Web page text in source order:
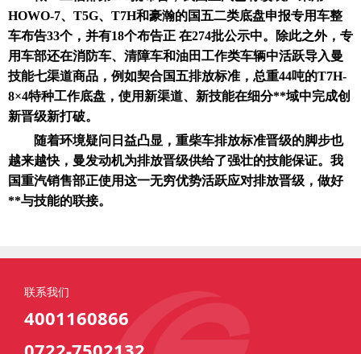
HOWO-7、T5G、T7H和豪瀚的国五二类底盘申报专用车整
车布告33个，并有18个布告正 在274批公示中。除此之外，专
用车部还在消防车、清障车和油田工作类车辆中活跃导入曼
技能七渠道商品，例如契合国五排放标准，总重44吨的T7H-
8×4特种工作底盘，使用新渠道、新技能在细分**域中完成创
新晋级新打破。
随着环境疑问日益凸显，重柴车排放标准晋级的脚步也
越来越快，曼发动机为排放晋级供给了强壮的技能保证。我
国重汽销售部正使用这一无穷优势活跃应对排放晋级，做好
**与技能的联接。
联系我们
4001160866